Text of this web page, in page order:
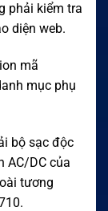
phải kiểm tra
diện web.
mã
mục phụ
bộ sạc độc
AC/DC của
tương